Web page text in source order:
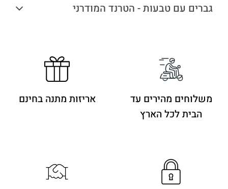
גברים עם טבעות - הטרנד המודרני
משלוחים מהירים עד
הבית לכל הארץ
אריזות מתנה בחינם